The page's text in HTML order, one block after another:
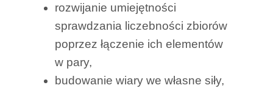
rozwijanie umiejętności
sprawdzania liczebności zbiorów
poprzez łączenie ich elementów
w pary,
budowanie wiary we własne siły,